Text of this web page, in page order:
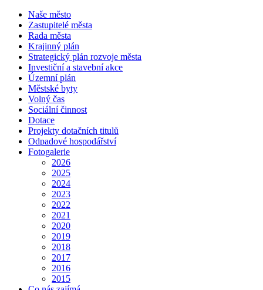
Naše město
Zastupitelé města
Rada města
Krajinný plán
Strategický plán rozvoje města
Investiční a stavební akce
Územní plán
Městské byty
Volný čas
Sociální činnost
Dotace
Projekty dotačních titulů
Odpadové hospodářství
Fotogalerie
2026
2025
2024
2023
2022
2021
2020
2019
2018
2017
2016
2015